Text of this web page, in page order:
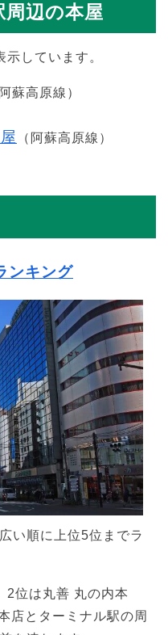
辺の本屋
しています。
阿蘇高原線）
（阿蘇高原線）
ンキング
い順に上位5位までラ
位は丸善 丸の内本
店とターミナル駅の周